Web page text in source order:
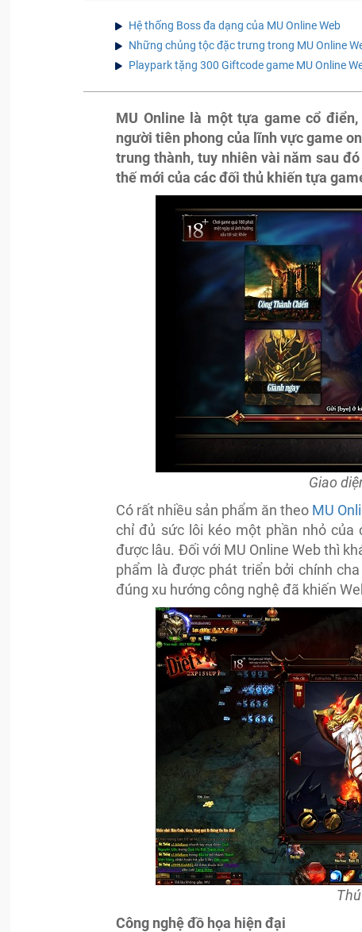
Hệ thống Boss đa dạng của MU Online Web
Những chủng tộc đặc trưng trong MU Online
Playpark tặng 300 Giftcode game MU Online
MU Online là một tựa game cổ
người tiên phong của lĩnh vực game
trung thành, tuy nhiên vài năm sau
thế mới của các đối thủ khiến tựa
Giao
Có rất nhiều sản phẩm ăn theo MU
chỉ đủ sức lôi kéo một phần nhỏ của
được lâu. Đối với MU Online Web thì
phẩm là được phát triển bởi chính
đúng xu hướng công nghệ đã khiến
Công nghệ đồ họa hiện đại